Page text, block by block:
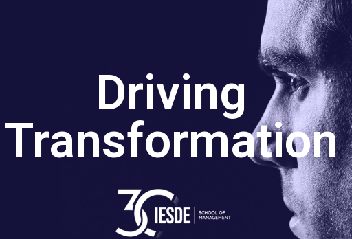
Sé el líder
que genera los cambios
que quieres ver en el mundo
Descubre nuestros programas transformativos +